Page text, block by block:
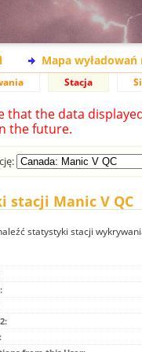
Mapa wyładowań
Stacja
that the data
the future.
stacji Manic V QC
statystyki stacji